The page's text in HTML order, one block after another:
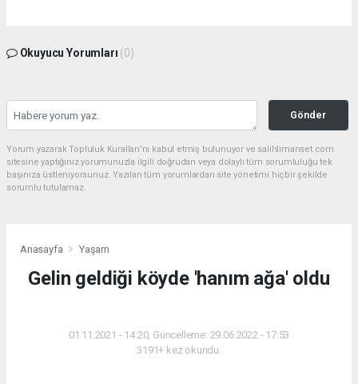
Okuyucu Yorumları (0)
Gönder
Yorum yazarak Topluluk Kuralları’nı kabul etmiş bulunuyor ve salihlimanset.com
sitesine yaptığınız yorumunuzla ilgili doğrudan veya dolaylı tüm sorumluluğu tek
başınıza üstleniyorsunuz. Yazılan tüm yorumlardan site yönetimi hiçbir şekilde
sorumlu tutulamaz.
Anasayfa Yaşam
Gelin geldiği köyde 'hanım ağa' oldu
01.11.2021 - 14:20, Güncelleme: 29.06.2022 - 17:53
3191+ kez okundu.